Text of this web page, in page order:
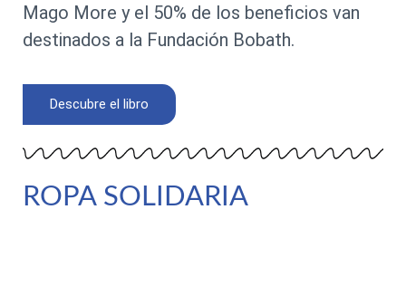
Mago More y el 50% de los beneficios van
destinados a la Fundación Bobath.
Descubre el libro
ROPA SOLIDARIA